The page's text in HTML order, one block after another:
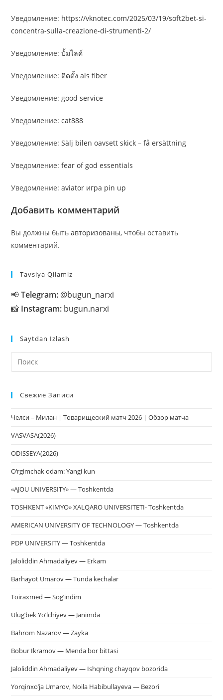
Уведомление: https://vknotec.com/2025/03/19/soft2bet-si-
concentra-sulla-creazione-di-strumenti-2/
Уведомление:ปั้มไลค์
Уведомление: ติดตั้ง ais fiber
Уведомление:good service
Уведомление:cat888
Уведомление:Sälj bilen oavsett skick – få ersättning
Уведомление:fear of god essentials
Уведомление:aviator игра pin up
Добавить комментарий
Вы должны бытьавторизованы, чтобы оставить
комментарий.
Tavsiya Qilamiz
📢Telegram: @bugun_narxi
📸 Instagram: bugun.narxi
Saytdan Izlash
Свежие Записи
Челси – Милан | Товарищеский матч 2026 | Обзор матча
VASVASA(2026)
ODISSEYA(2026)
O‘rgimchak odam: Yangi kun
«AJOU UNIVERSITY» — Toshkentda
TOSHKENT «KIMYO» XALQARO UNIVERSITETI- Toshkentda
AMERICAN UNIVERSITY OF TECHNOLOGY — Toshkentda
PDP UNIVERSITY — Toshkentda
Jaloliddin Ahmadaliyev — Erkam
Barhayot Umarov — Tunda kechalar
Toiraxmed — Sog’indim
Ulug’bek Yo’lchiyev — Janimda
Bahrom Nazarov — Zayka
Bobur Ikramov — Menda bor bittasi
Jaloliddin Ahmadaliyev — Ishqning chayqov bozorida
Yorqinxo’ja Umarov, Noila Habibullayeva — Bezori